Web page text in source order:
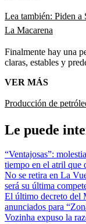
Lea también: Piden a
La Macarena
Finalmente hay una
claras, estables y
VER MÁS
Producción de
Le puede
“Ventajosas”:
tiempo en el atril que
No se retira en La
será su última
El último decreto del
anunciados para
Vozinha expuso la